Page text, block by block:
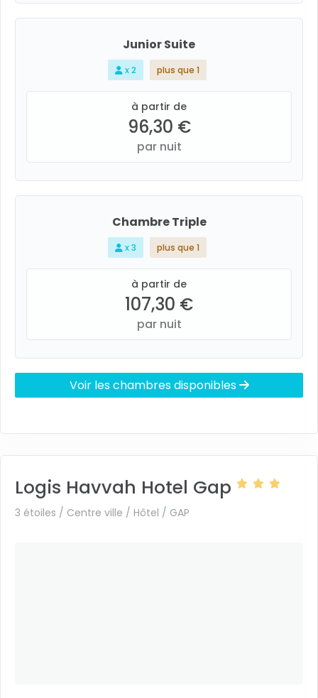
Junior Suite
x 2 plus que 1
à partir de
96,30 €
par nuit
Chambre Triple
x 3 plus que 1
à partir de
107,30 €
par nuit
Voir les chambres disponibles
Logis Havvah Hotel Gap
3 étoiles / Centre ville / Hôtel / GAP